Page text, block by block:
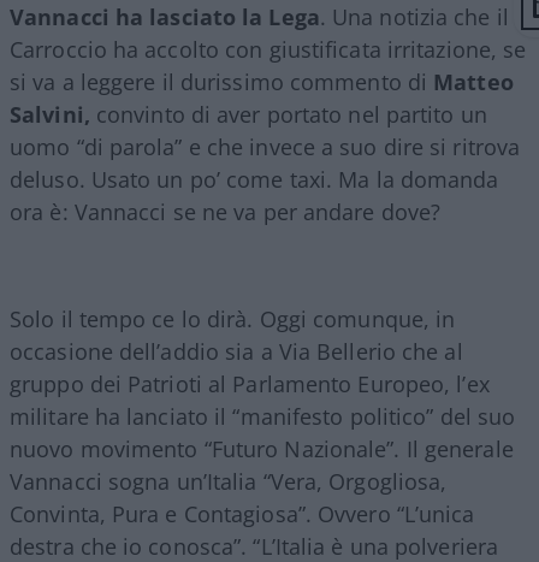
Vannacci ha lasciato la Lega. Una notizia che il
Carroccio ha accolto con giustificata irritazione, se
si va a leggere il durissimo commento di Matteo
Salvini, convinto di aver portato nel partito un
uomo “di parola” e che invece a suo dire si ritrova
deluso. Usato un po’ come taxi. Ma la domanda
ora è: Vannacci se ne va per andare dove?
Solo il tempo ce lo dirà. Oggi comunque, in
occasione dell’addio sia a Via Bellerio che al
gruppo dei Patrioti al Parlamento Europeo, l’ex
militare ha lanciato il “manifesto politico” del suo
nuovo movimento “Futuro Nazionale”. Il generale
Vannacci sogna un’Italia “Vera, Orgogliosa,
Convinta, Pura e Contagiosa”. Ovvero “L’unica
destra che io conosca”. “L’Italia è una polveriera